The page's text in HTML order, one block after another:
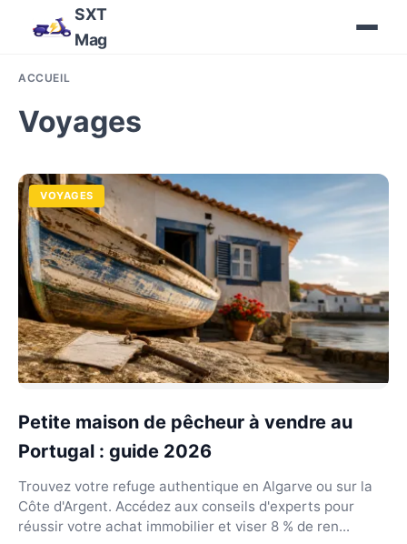
SXT
Mag
ACCUEIL
Voyages
VOYAGES
Petite maison de pêcheur à vendre au
Portugal : guide 2026
Trouvez votre refuge authentique en Algarve ou sur la
Côte d'Argent. Accédez aux conseils d'experts pour
réussir votre achat immobilier et viser 8 % de ren...